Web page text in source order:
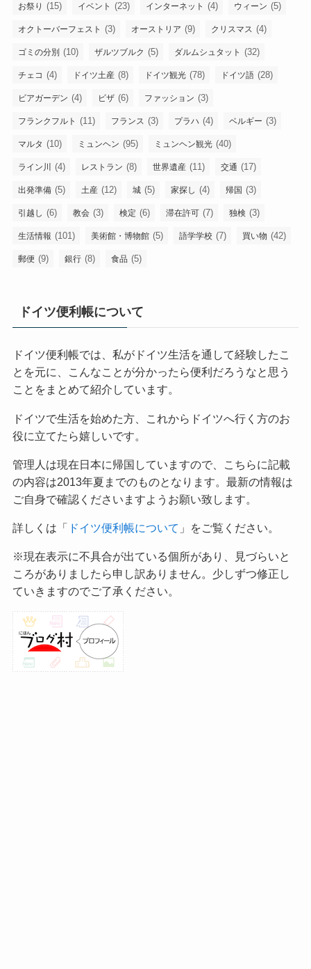
ブ
お祭り (15) イベント (23) インターネット (4) ウィーン (5)
オクトーバーフェスト (3) オーストリア (9) クリスマス (4)
ゴミの分別 (10) ザルツブルク (5) ダルムシュタット (32)
チェコ (4) ドイツ土産 (8) ドイツ観光 (78) ドイツ語 (28)
ビアガーデン (4) ビザ (6) ファッション (3)
フランクフルト (11) フランス (3) プラハ (4) ベルギー (3)
マルタ (10) ミュンヘン (95) ミュンヘン観光 (40)
ライン川 (4) レストラン (8) 世界遺産 (11) 交通 (17)
出発準備 (5) 土産 (12) 城 (5) 家探し (4) 帰国 (3)
引越し (6) 教会 (3) 検定 (6) 滞在許可 (7) 独検 (3)
生活情報 (101) 美術館・博物館 (5) 語学学校 (7) 買い物 (42)
郵便 (9) 銀行 (8) 食品 (5)
ドイツ便利帳について
ドイツ便利帳では、私がドイツ生活を通して経験したこ
とを元に、こんなことが分かったら便利だろうなと思う
ことをまとめて紹介しています。
ドイツで生活を始めた方、これからドイツへ行く方のお
役に立てたら嬉しいです。
管理人は現在日本に帰国していますので、こちらに記載
の内容は2013年夏までのものとなります。最新の情報は
ご自身で確認くださいますようお願い致します。
詳しくは「 ドイツ便利帳について 」をご覧ください。
※現在表示に不具合が出ている個所があり、見づらいと
ころがありましたら申し訳ありません。少しずつ修正し
ていきますのでご了承ください。